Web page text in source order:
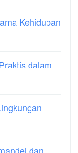
Kehidupan
dalam
dan